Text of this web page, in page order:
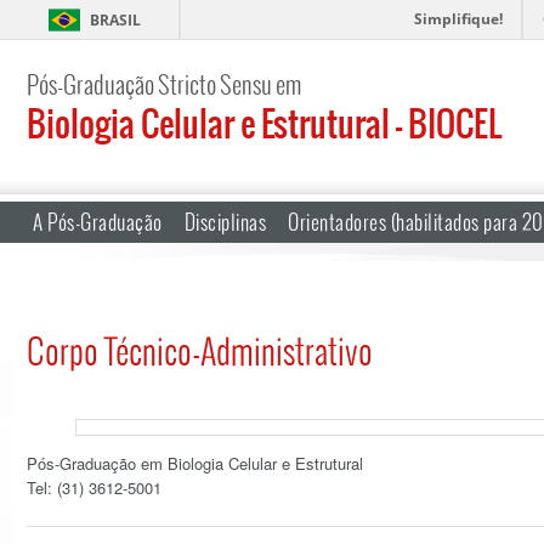
BRASIL Simplifique!
Pós-Graduação Stricto Sensu em
Biologia Celular e Estrutural – BIOCEL
A Pós-Graduação Disciplinas Orientadores (habilitados para
Corpo Técnico-Administrativo
Pós-Graduação em Biologia Celular e Estrutural
Tel: (31) 3612-5001